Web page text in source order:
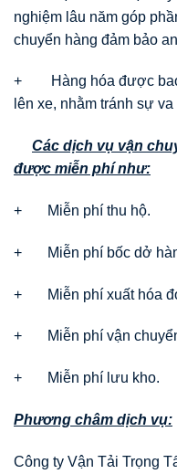
nghiệm lâu năm góp
chuyển hàng đảm bảo
+ Hàng hóa được bao
lên xe, nhằm tránh sự
Các dịch vụ vận
được miễn phí như:
+ Miễn phí thu hộ.
+ Miễn phí bốc dở
+ Miễn phí xuất hóa
+ Miễn phí vận
+ Miễn phí lưu kho.
Phương châm dịch vụ:
Công ty Vận Tải Trọng